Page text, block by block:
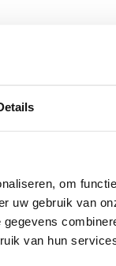
om
uw gebruik van
van hun
1.99